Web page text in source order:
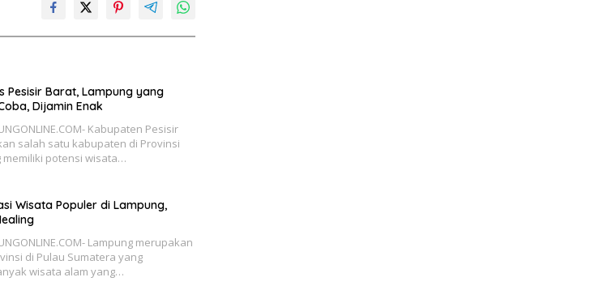
Pesisir Barat, Lampung yang
Dijamin Enak
Kabupaten Pesisir
salah satu kabupaten di Provinsi
memiliki potensi wisata…
Wisata Populer di Lampung,
Lampung merupakan
di Pulau Sumatera yang
wisata alam yang…